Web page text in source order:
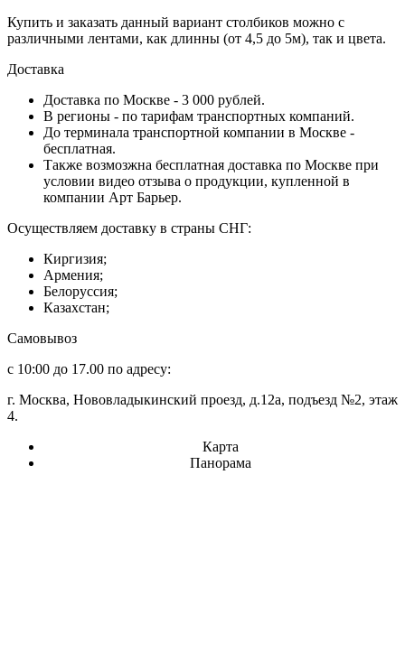
Купить и заказать данный вариант столбиков можно с
различными лентами, как длинны (от 4,5 до 5м), так и цвета.
Доставка
Доставка по Москве - 3 000 рублей.
В регионы - по тарифам транспортных компаний.
До терминала транспортной компании в Москве -
бесплатная.
Также возмозжна бесплатная доставка по Москве при
условии видео отзыва о продукции, купленной в
компании Арт Барьер.
Осуществляем доставку в страны СНГ:
Киргизия;
Армения;
Белоруссия;
Казахстан;
Самовывоз
с 10:00 до 17.00 по адресу:
г. Москва, Нововладыкинский проезд, д.12а, подъезд №2, этаж
4.
Карта
Панорама